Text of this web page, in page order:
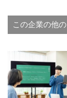
この企業の他